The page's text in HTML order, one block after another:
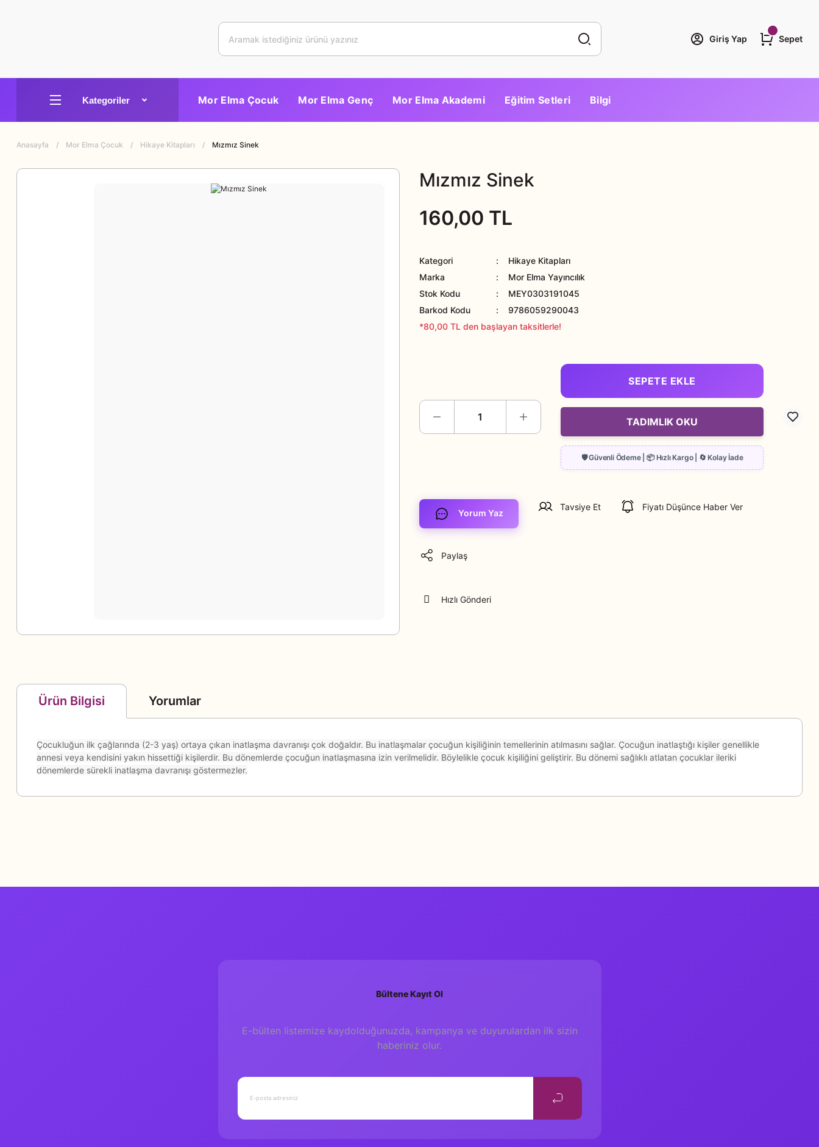
Giriş Yap Sepet
Mor Elma Çocuk Mor Elma Genç Mor Elma Akademi Eğitim Setleri Bilgi
Anasayfa Mor Elma Çocuk Hikaye Kitapları Mızmız Sinek
Mızmız Sinek
160,00 TL
Kategori
Hikaye Kitapları
Marka
Mor Elma Yayıncılık
Stok Kodu
MEY0303191045
Barkod Kodu
9786059290043
*80,00 TL den başlayan taksitlerle!
SEPETE EKLE
TADIMLIK OKU
Yorum Yaz
Tavsiye Et Fiyatı Düşünce Haber Ver
Paylaş
Hızlı Gönderi
Ürün Bilgisi Yorumlar
Çocukluğun ilk çağlarında (2-3 yaş) ortaya çıkan inatlaşma davranışı çok doğaldır. Bu inatlaşmalar çocuğun kişiliğinin temellerinin atılmasını sağlar. Çocuğun inatlaştığı kişiler genellikle
annesi veya kendisini yakın hissettiği kişilerdir. Bu dönemlerde çocuğun inatlaşmasına izin verilmelidir. Böylelikle çocuk kişiliğini geliştirir. Bu dönemi sağlıklı atlatan çocuklar ileriki
dönemlerde sürekli inatlaşma davranışı göstermezler.
Bültene Kayıt Ol
E-bülten listemize kaydolduğunuzda, kampanya ve duyurulardan ilk sizin
haberiniz olur.